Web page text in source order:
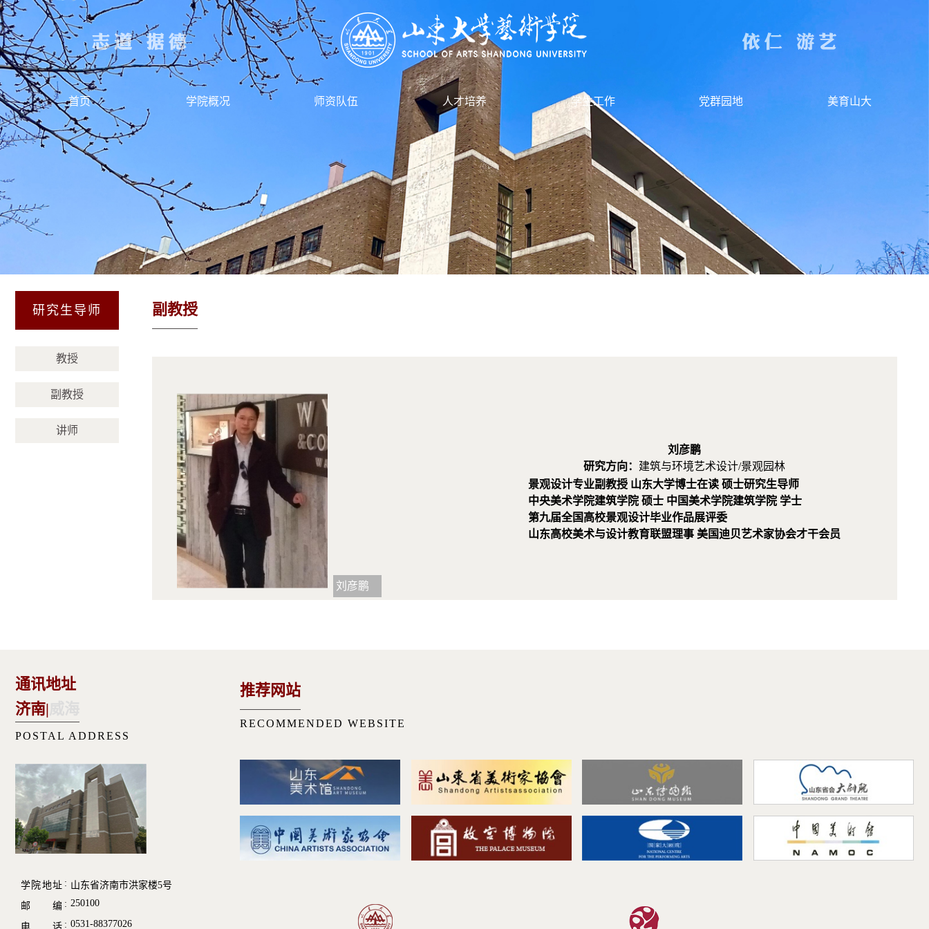
首页 学院概况 师资队伍 人才培养 学生工作 党群园地 美育山大
研究生导师
教授
副教授
讲师
副教授
刘彦鹏
刘彦鹏
研究方向： 建筑与环境艺术设计/景观园林
景观设计专业副教授 山东大学博士在读 硕士研究生导师
中央美术学院建筑学院 硕士 中国美术学院建筑学院 学士
第九届全国高校景观设计毕业作品展评委
山东高校美术与设计教育联盟理事 美国迪贝艺术家协会才干会员
通讯地址
济南|
POSTAL ADDRESS
学院地址
山东省济南市洪家楼5号
邮 编
250100
电 话 0531-88377026
推荐网站
RECOMMENDED WEBSITE